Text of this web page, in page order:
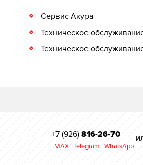
Сервис Акура
Техническое
Техническое
+7 (926) 816-26-70
| MAX | Telegram | WhatsApp |